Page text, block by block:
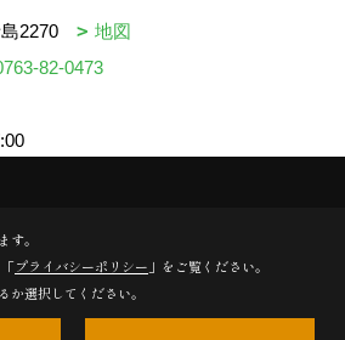
島2270
地図
82-0473
Rights Reserved.
。
プライバシーポリシー 」をご覧ください。
選択してください。